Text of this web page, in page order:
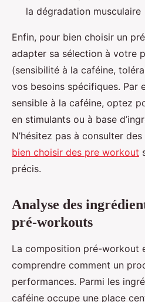
la dégradation musculaire
Enfin, pour bien choisir un
adapter sa sélection à votre
(sensibilité à la caféine,
vos besoins spécifiques. Par
sensible à la caféine, optez
en stimulants ou à base
N’hésitez pas à consulter
bien choisir des pre workout
précis.
Analyse des
pré-workouts
La composition pré-workout
comprendre comment un
performances. Parmi les
caféine occupe une place